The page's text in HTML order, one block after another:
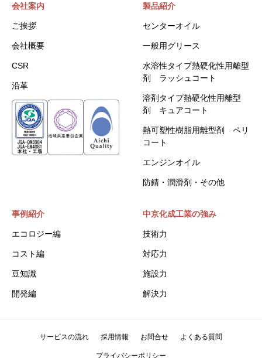
会社案内
ご挨拶
会社概要
CSR
沿革
製品紹介
センターオイル
一般用グリース
水溶性タイプ熱硬化性用離型
剤 ラッシュコート
溶剤タイプ熱硬化性用離型
剤 キュアコート
熱可塑性樹脂用離型剤 ペリ
コート
エンジンオイル
防錆・潤滑剤・その他
事例紹介
エコロジー編
コスト編
豆知識
開発編
中京化成工業の強み
技術力
対応力
施設力
解決力
サービスの流れ 採用情報 お問合せ よくある質問
プライバシーポリシー